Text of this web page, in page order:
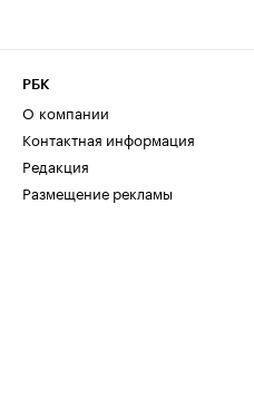
РБК
О компании
Контактная информация
Редакция
Размещение рекламы